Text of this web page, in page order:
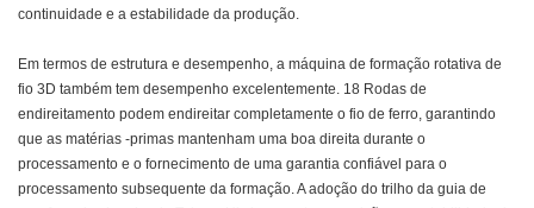
continuidade e a estabilidade da produção.
Em termos de estrutura e desempenho, a máquina de formação rotativa de
fio 3D também tem desempenho excelentemente. 18 Rodas de
endireitamento podem endireitar completamente o fio de ferro, garantindo
que as matérias -primas mantenham uma boa direita durante o
processamento e o fornecimento de uma garantia confiável para o
processamento subsequente da formação. A adoção do trilho da guia de